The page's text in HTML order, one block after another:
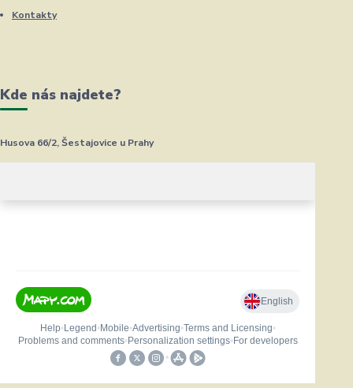
Kontakty
Kde nás najdete?
Husova 66/2, Šestajovice u Prahy